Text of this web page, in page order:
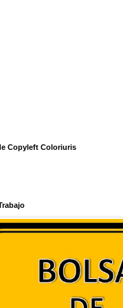
Copyleft Coloriuris